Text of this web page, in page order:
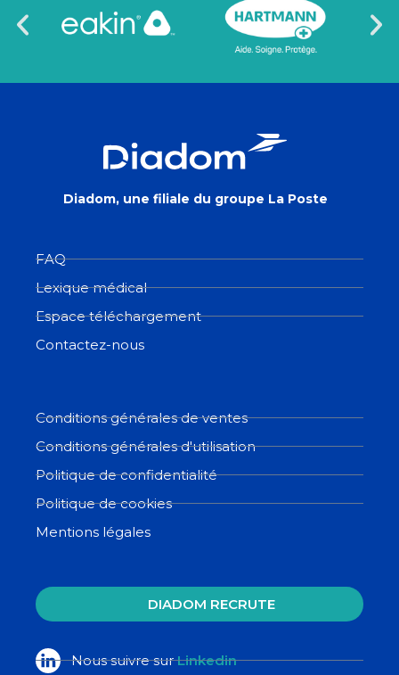
Diadom, une filiale du groupe La Poste
FAQ
Lexique médical
Espace téléchargement
Contactez-nous
Conditions générales de ventes
Conditions générales d'utilisation
Politique de confidentialité
Politique de cookies
Mentions légales
DIADOM RECRUTE
Nous suivre surLinkedin